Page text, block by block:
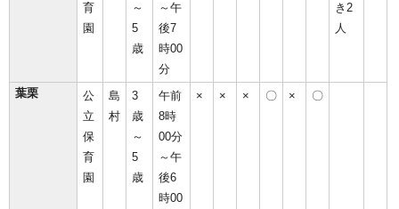
育
園
～
5
歳
～午
後7
時00
分
き2
人
葉栗
公
立
保
育
園
島
村
3
歳
～
5
歳
午前
8時
00分
～午
後6
時00
× × × 〇 × 〇